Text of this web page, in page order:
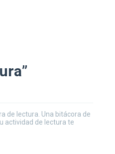
de lectura. Una bitácora de
actividad de lectura te